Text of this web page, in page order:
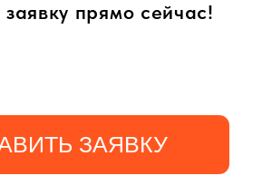
ЗАЯВКУ
Безопасная доставка
груза без рисков